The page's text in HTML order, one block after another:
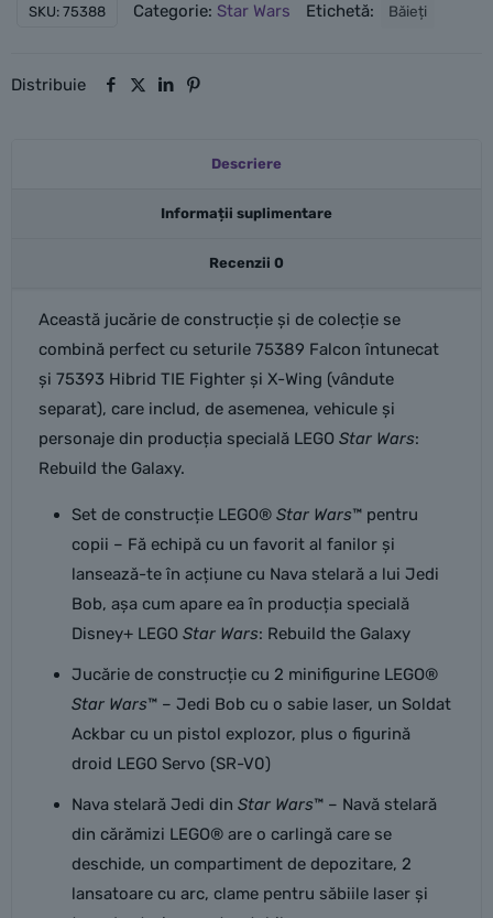
SKU: 75388 Categorie: Star Wars Etichetă: Băieți
Distribuie
Descriere
Informații suplimentare
Recenzii 0
Această jucărie de construcție și de colecție se
combină perfect cu seturile 75389 Falcon întunecat
și 75393 Hibrid TIE Fighter și X-Wing (vândute
separat), care includ, de asemenea, vehicule și
personaje din producția specială LEGO Star Wars:
Rebuild the Galaxy.
Set de construcție LEGO® Star Wars™ pentru
copii – Fă echipă cu un favorit al fanilor și
lansează-te în acțiune cu Nava stelară a lui Jedi
Bob, așa cum apare ea în producția specială
Disney+ LEGO Star Wars: Rebuild the Galaxy
Jucărie de construcție cu 2 minifigurine LEGO®
Star Wars™ – Jedi Bob cu o sabie laser, un Soldat
Ackbar cu un pistol explozor, plus o figurină
droid LEGO Servo (SR-V0)
Nava stelară Jedi din Star Wars™ – Navă stelară
din cărămizi LEGO® are o carlingă care se
deschide, un compartiment de depozitare, 2
lansatoare cu arc, clame pentru săbiile laser și